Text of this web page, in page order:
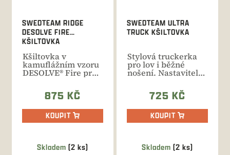
Skladem (2 ks)
SWEDTEAM RIDGE
DESOLVE FIRE
KŠILTOVKA
Kšiltovka v
kamuflážním vzoru
DESOLVE® Fire pro
bezpečnost při lovu.
875 KČ
KOUPIT
Skladem (2 ks)
SWEDTEAM ULTRA
TRUCK KŠILTOVKA
Stylová truckerka
pro lov i běžné
nošení. Nastavitelný
725 KČ
KOUPIT